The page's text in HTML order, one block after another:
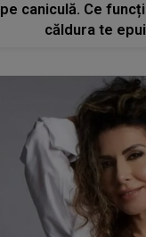
pe caniculă. Ce
căldura te